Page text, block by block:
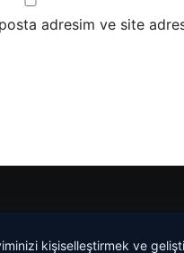
adresim ve site
kişiselleştirmek ve